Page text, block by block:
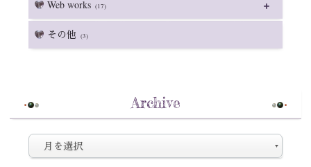
Web works (17)
その他 (3)
Archive